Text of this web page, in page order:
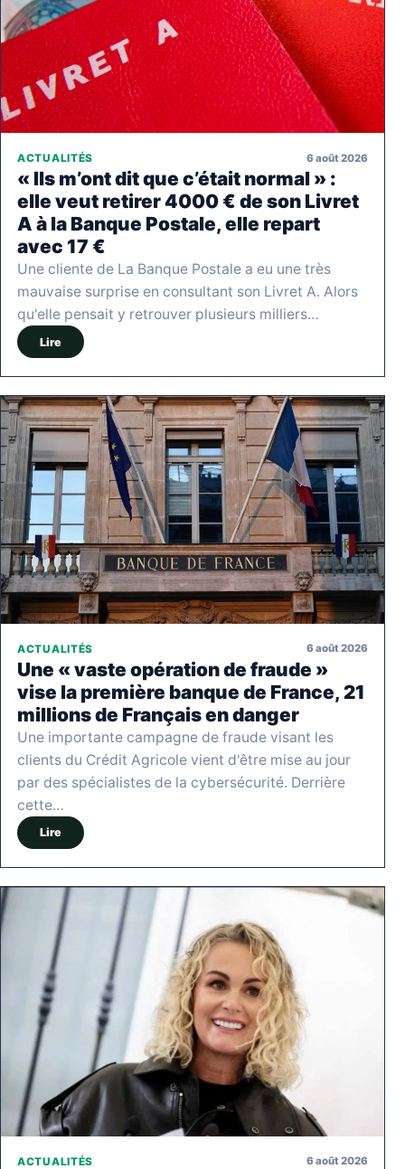
ACTUALITÉS 6 août 2026
« Ils m’ont dit que c’était normal » :
elle veut retirer 4000 € de son Livret
A à la Banque Postale, elle repart
avec 17 €
Une cliente de La Banque Postale a eu une très
mauvaise surprise en consultant son Livret A. Alors
qu'elle pensait y retrouver plusieurs milliers…
Lire
ACTUALITÉS 6 août 2026
Une « vaste opération de fraude »
vise la première banque de France, 21
millions de Français en danger
Une importante campagne de fraude visant les
clients du Crédit Agricole vient d'être mise au jour
par des spécialistes de la cybersécurité. Derrière
cette…
Lire
ACTUALITÉS 6 août 2026